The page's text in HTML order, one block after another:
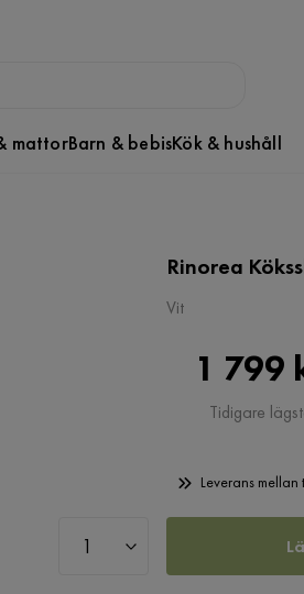
mattorBarn & bebisKök & hushåll
Rinorea
Vit
1 799
Tidigare
Leverans